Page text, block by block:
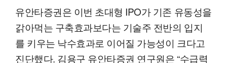
유안타증권은 이번 초대형 IPO가 기존 유동성을
갉아먹는 구축효과보다는 기술주 전반의 입지
를 키우는 낙수효과로 이어질 가능성이 크다고
진단했다. 김용구 유안타증권 연구원은 “수급력